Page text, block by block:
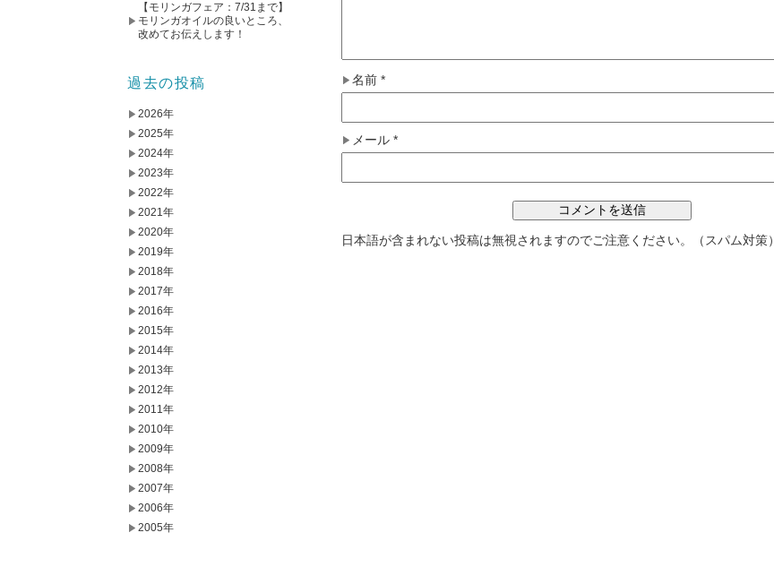
名前 *
メール *
日本語が含まれない投稿は無視されますのでご注意ください。（スパム対策）
【モリンガフェア：7/31まで】
モリンガオイルの良いところ、
改めてお伝えします！
過去の投稿
2026年
2025年
2024年
2023年
2022年
2021年
2020年
2019年
2018年
2017年
2016年
2015年
2014年
2013年
2012年
2011年
2010年
2009年
2008年
2007年
2006年
2005年